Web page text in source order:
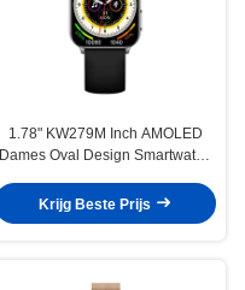
1.78" KW279M Inch AMOLED
Dames Oval Design Smartwatch
Call
Krijg Beste Prijs